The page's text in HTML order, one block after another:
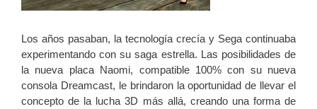
Los años pasaban, la tecnología crecía y Sega continuaba
experimentando con su saga estrella. Las posibilidades de
la nueva placa Naomi, compatible 100% con su nueva
consola Dreamcast, le brindaron la oportunidad de llevar el
concepto de la lucha 3D más allá, creando una forma de